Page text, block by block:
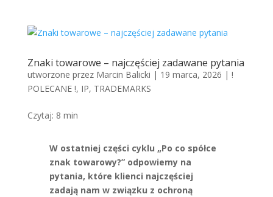
Znaki towarowe – najczęściej zadawane pytania
utworzone przez Marcin Balicki | 19 marca, 2026 | !
POLECANE !, IP, TRADEMARKS
Czytaj: 8 min
W ostatniej części cyklu „Po co spółce
znak towarowy?” odpowiemy na
pytania, które klienci najczęściej
zadają nam w związku z ochroną